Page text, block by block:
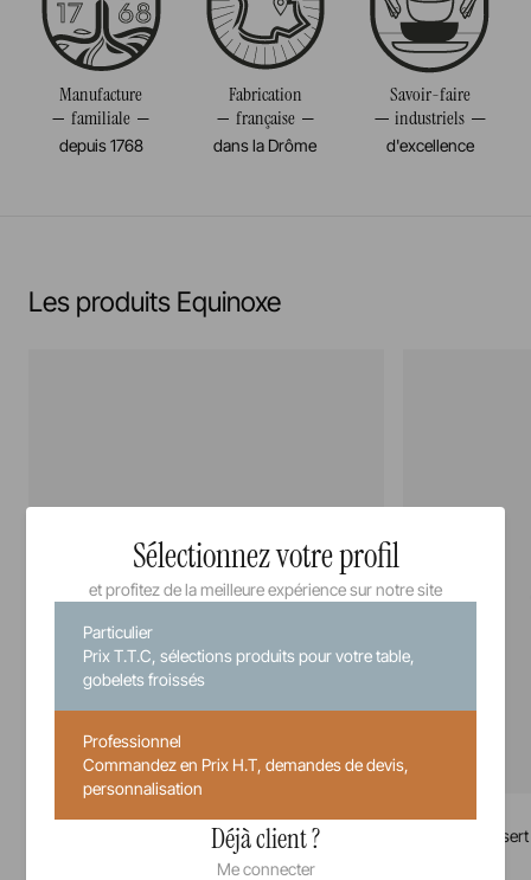
Résiste au congélateur et aux chocs thermiques
(-20°c)
Pas de cuisson à la flamme, ni gaz, ni électrique
Poids 0,673KG
Manufacture
familiale
depuis 1768
Fabrication
française
dans la Drôme
Savoir-faire
industriels
d'excellence
Les produits Equinoxe
Assiette à dessert
Sélectionnez votre profil
et profitez de la meilleure expérience sur notre site
Particulier
Prix T.T.C, sélections produits pour votre table,
gobelets froissés
Professionnel
Commandez en Prix H.T, demandes de devis,
personnalisation
Déjà client ?
Me connecter